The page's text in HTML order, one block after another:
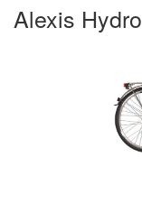
Alexis Hydro